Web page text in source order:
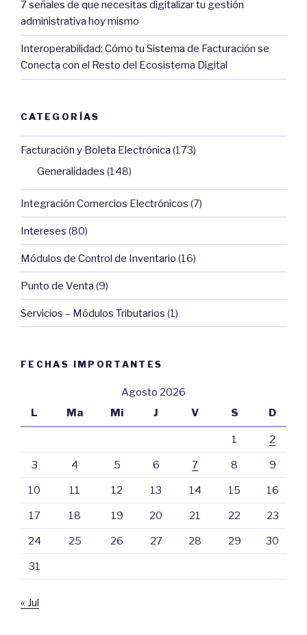
7 señales de que necesitas digitalizar tu gestión
administrativa hoy mismo
Interoperabilidad: Cómo tu Sistema de Facturación se
Conecta con el Resto del Ecosistema Digital
CATEGORÍAS
Facturación y Boleta Electrónica (173)
Generalidades (148)
Integración Comercios Electrónicos (7)
Intereses (80)
Módulos de Control de Inventario (16)
Punto de Venta (9)
Servicios – Módulos Tributarios (1)
FECHAS IMPORTANTES
Agosto 2026
L
Ma Mi J V S D
1 2
3 4 5 6 7 8 9
10 11 12 13 14 15 16
17 18 19 20 21 22 23
24 25 26 27 28 29 30
31
« Jul